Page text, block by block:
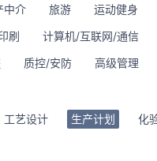
中介 旅游 运动健身
刷 计算机/互联网/通信
质控/安防 高级管理
工艺设计 生产计划 化